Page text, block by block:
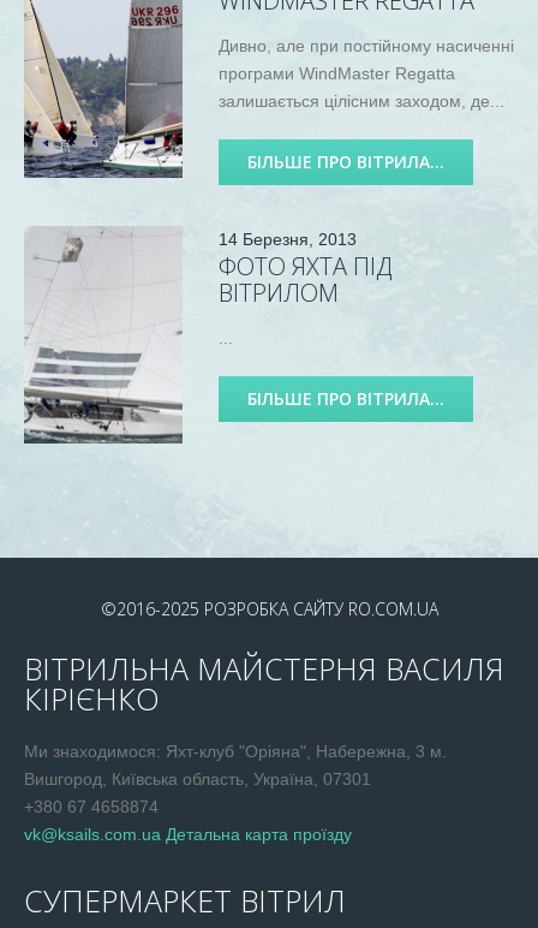
Дивно, але при постійному насиченні
програми WindMaster Regatta
залишається цілісним заходом, де...
БІЛЬШЕ ПРО ВІТРИЛА...
14 Березня, 2013
ФОТО ЯХТА ПІД
ВІТРИЛОМ
БІЛЬШЕ ПРО ВІТРИЛА...
©2016-2025 РОЗРОБКА САЙТУ RO.COM.UA
ВІТРИЛЬНА МАЙСТЕРНЯ ВАСИЛЯ
КІРІЄНКО
Ми знаходимося: Яхт-клуб "Оріяна", Набережна, 3 м.
Вишгород, Київська область, Україна, 07301
+380 67 4658874
vk@ksails.com.ua Детальна карта проїзду
СУПЕРМАРКЕТ ВІТРИЛ